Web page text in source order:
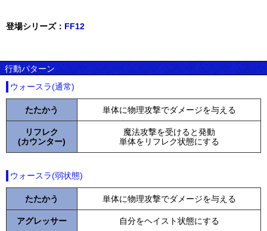
登場シリーズ： FF12
行動パターン
ウォースラ(通常)
たたかう 単体に物理攻撃でダメージを与える
リフレク
(カウンター)
魔法攻撃を受けると発動
単体をリフレク状態にする
ウォースラ(弱状態)
たたかう 単体に物理攻撃でダメージを与える
アグレッサー 自分をヘイスト状態にする